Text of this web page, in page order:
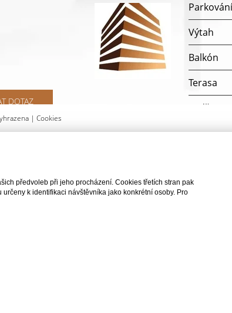
DOTAZ
Parkování
Výtah
Balkón
Terasa
Lodžie
| Cookies
předvoleb při jeho procházení. Cookies třetích stran pak
k identifikaci návštěvníka jako konkrétní osoby. Pro